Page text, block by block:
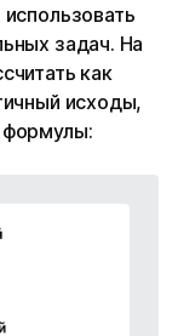
задач. На
как
исходы,